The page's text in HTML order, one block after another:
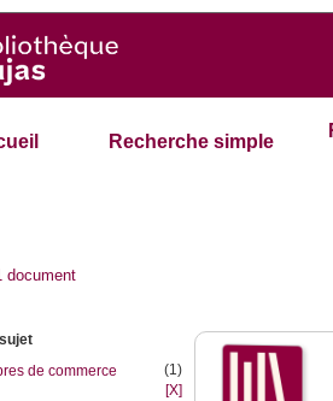
Recherche simple
document
de commerce
(1)
[X]